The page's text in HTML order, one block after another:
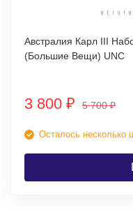
Австралия Карл III
(Большие Вещи) UNC
3 800 ₽ 5 700₽
Осталось несколько